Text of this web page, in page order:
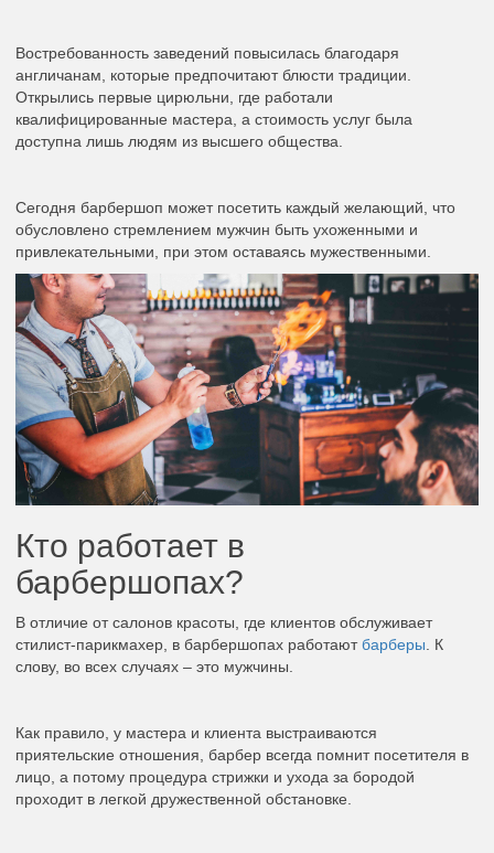
Востребованность заведений повысилась благодаря
англичанам, которые предпочитают блюсти традиции.
Открылись первые цирюльни, где работали
квалифицированные мастера, а стоимость услуг была
доступна лишь людям из высшего общества.
Сегодня барбершоп может посетить каждый желающий, что
обусловлено стремлением мужчин быть ухоженными и
привлекательными, при этом оставаясь мужественными.
Кто работает в
барбершопах?
В отличие от салонов красоты, где клиентов обслуживает
стилист-парикмахер, в барбершопах работаютбарберы. К
слову, во всех случаях – это мужчины.
Как правило, у мастера и клиента выстраиваются
приятельские отношения, барбер всегда помнит посетителя в
лицо, а потому процедура стрижки и ухода за бородой
проходит в легкой дружественной обстановке.